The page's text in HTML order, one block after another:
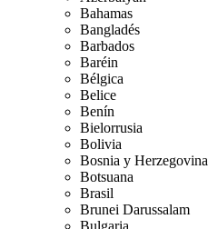
Bahamas
Bangladés
Barbados
Baréin
Bélgica
Belice
Benín
Bielorrusia
Bolivia
Bosnia y Herzegovina
Botsuana
Brasil
Brunei Darussalam
Bulgaria